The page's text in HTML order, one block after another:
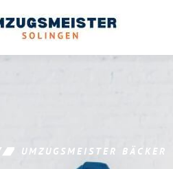
UMZUGSMEISTER BÄCKER